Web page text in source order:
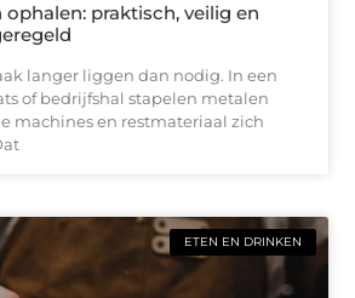
praktisch, veilig en
langer liggen dan nodig. In een
of bedrijfshal stapelen metalen
machines en restmateriaal zich
ETEN EN DRINKEN